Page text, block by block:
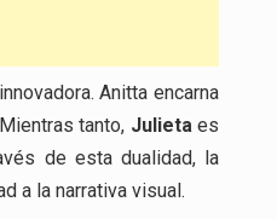
Anitta encarna
tanto, Julietaes
de esta dualidad, la
a la narrativa visual.